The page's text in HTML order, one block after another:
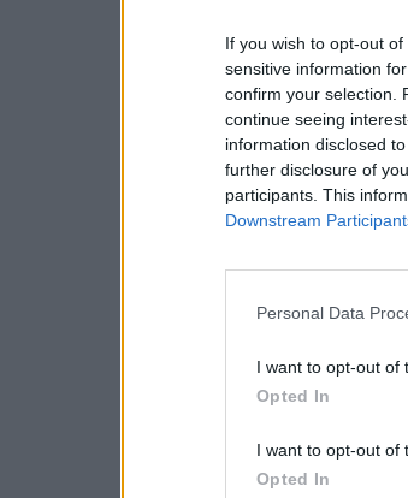
If you wish to opt-out
sensitive information
confirm your selection.
continue seeing
information disclosed
further disclosure of
participants. This
Downstream
Personal Data
I want to opt-out of
Opted In
I want to opt-out of
Opted In